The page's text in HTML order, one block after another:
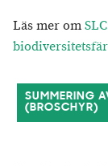
Läs mer om
SUMMERING
(BROSCHYR)